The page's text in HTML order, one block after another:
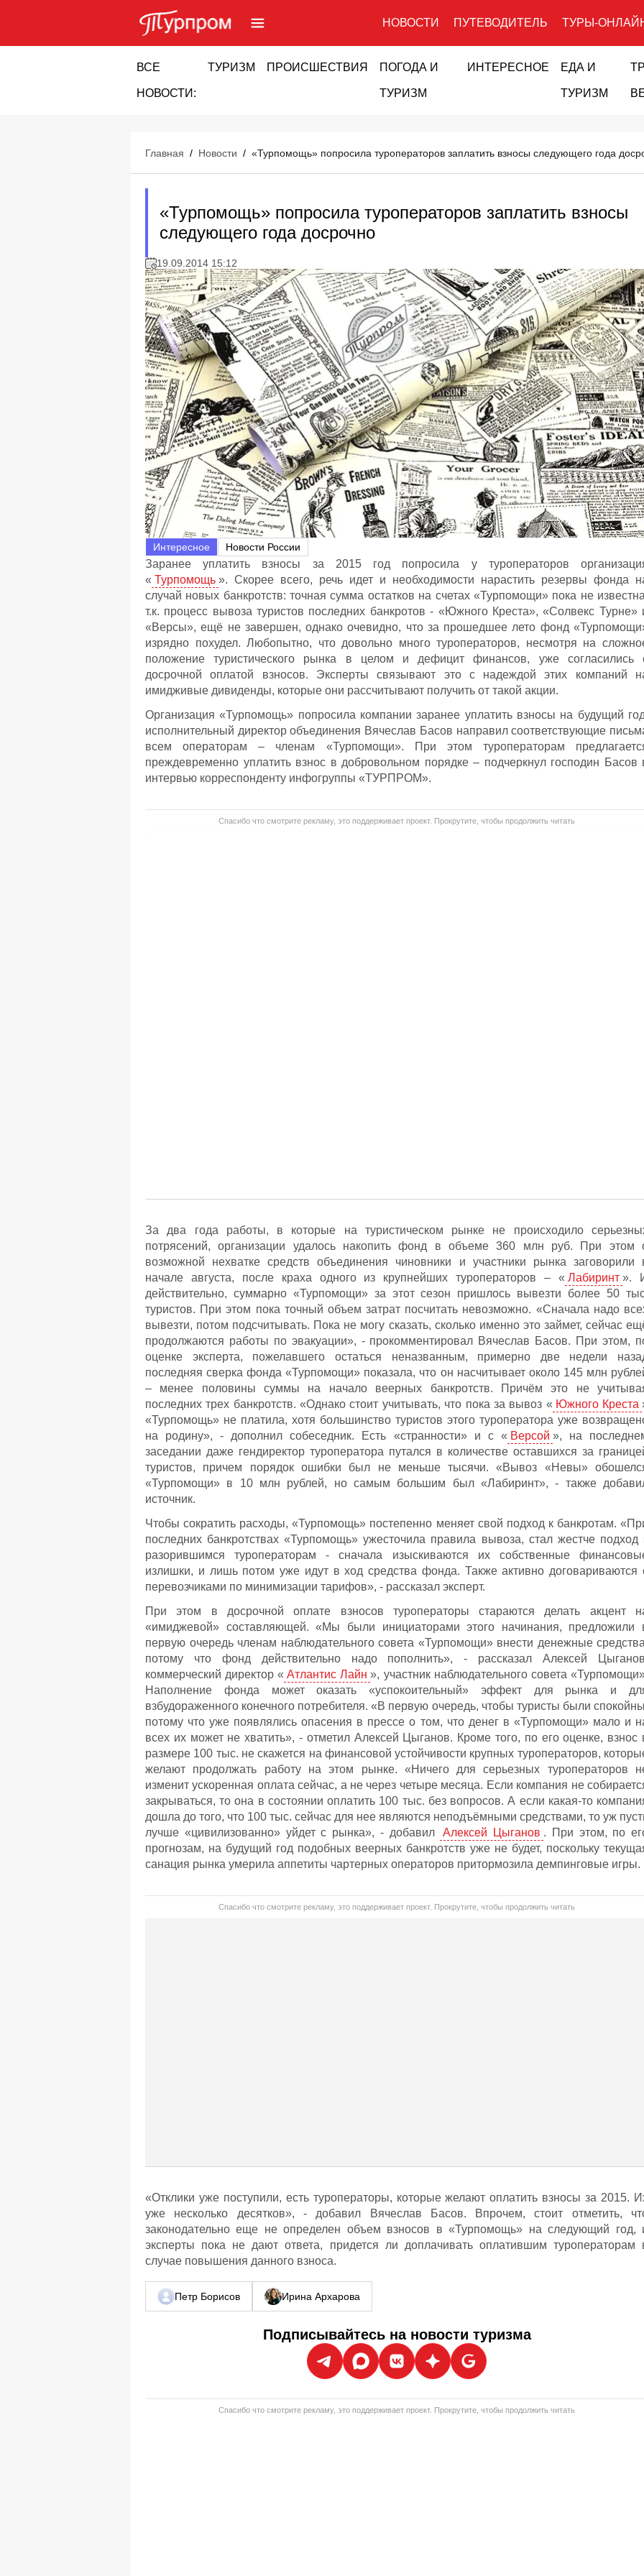
НОВОСТИ ПУТЕВОДИТЕЛЬ ТУРЫ-
ВСЕ
НОВОСТИ:
ТУРИЗМ ПРОИСШЕСТВИЯ ПОГОДА И
ТУРИЗМ
ИНТЕРЕСНОЕ ЕДА И
ТУРИЗМ
Главная / Новости / «Турпомощь» попросила туроператоров заплатить взносы следующего года
«Турпомощь» попросила туроператоров заплатить взносы
следующего года досрочно
19.09.2014 15:12
Интересное Новости России
Заранее уплатить взносы за 2015 год попросила у туроператоров
« Турпомощь ». Скорее всего, речь идет и необходимости нарастить резервы фонда
случай новых банкротств: точная сумма остатков на счетах «Турпомощи» пока не
т.к. процесс вывоза туристов последних банкротов - «Южного Креста», «Солвекс Турне»
«Версы», ещё не завершен, однако очевидно, что за прошедшее лето фонд
изрядно похудел. Любопытно, что довольно много туроператоров, несмотря на
положение туристического рынка в целом и дефицит финансов, уже согласились
досрочной оплатой взносов. Эксперты связывают это с надеждой этих компаний
имидживые дивиденды, которые они рассчитывают получить от такой акции.
Организация «Турпомощь» попросила компании заранее уплатить взносы на будущий
исполнительный директор объединения Вячеслав Басов направил соответствующие
всем операторам – членам «Турпомощи». При этом туроператорам
преждевременно уплатить взнос в добровольном порядке – подчеркнул господин Басов
интервью корреспонденту инфогруппы «ТУРПРОМ».
Спасибо что смотрите рекламу, это поддерживает проект. Прокрутите, чтобы продолжить читать
За два года работы, в которые на туристическом рынке не происходило
потрясений, организации удалось накопить фонд в объеме 360 млн руб. При этом
возможной нехватке средств объединения чиновники и участники рынка заговорили
начале августа, после краха одного из крупнейших туроператоров – « Лабиринт ».
действительно, суммарно «Турпомощи» за этот сезон пришлось вывезти более 50
туристов. При этом пока точный объем затрат посчитать невозможно. «Сначала надо
вывезти, потом подсчитывать. Пока не могу сказать, сколько именно это займет, сейчас
продолжаются работы по эвакуации», - прокомментировал Вячеслав Басов. При этом,
оценке эксперта, пожелавшего остаться неназванным, примерно две недели
последняя сверка фонда «Турпомощи» показала, что он насчитывает около 145 млн
– менее половины суммы на начало веерных банкротств. Причём это не
последних трех банкротств. «Однако стоит учитывать, что пока за вывоз « Южного Креста
«Турпомощь» не платила, хотя большинство туристов этого туроператора уже
на родину», - дополнил собеседник. Есть «странности» и с « Версой », на
заседании даже гендиректор туроператора путался в количестве оставшихся за
туристов, причем порядок ошибки был не меньше тысячи. «Вывоз «Невы»
«Турпомощи» в 10 млн рублей, но самым большим был «Лабиринт», - также
источник.
Чтобы сократить расходы, «Турпомощь» постепенно меняет свой подход к банкротам.
последних банкротствах «Турпомощь» ужесточила правила вывоза, стал жестче подход
разорившимся туроператорам - сначала изыскиваются их собственные
излишки, и лишь потом уже идут в ход средства фонда. Также активно договариваются
перевозчиками по минимизации тарифов», - рассказал эксперт.
При этом в досрочной оплате взносов туроператоры стараются делать акцент
«имиджевой» составляющей. «Мы были инициаторами этого начинания, предложили
первую очередь членам наблюдательного совета «Турпомощи» внести денежные
потому что фонд действительно надо пополнить», - рассказал Алексей
коммерческий директор « Атлантис Лайн », участник наблюдательного совета
Наполнение фонда может оказать «успокоительный» эффект для рынка и
взбудораженного конечного потребителя. «В первую очередь, чтобы туристы были
потому что уже появлялись опасения в прессе о том, что денег в «Турпомощи» мало и
всех их может не хватить», - отметил Алексей Цыганов. Кроме того, по его оценке, взнос
размере 100 тыс. не скажется на финансовой устойчивости крупных туроператоров,
желают продолжать работу на этом рынке. «Ничего для серьезных туроператоров
изменит ускоренная оплата сейчас, а не через четыре месяца. Если компания не
закрываться, то она в состоянии оплатить 100 тыс. без вопросов. А если какая-то
дошла до того, что 100 тыс. сейчас для нее являются неподъёмными средствами, то уж
лучше «цивилизованно» уйдет с рынка», - добавил
Алексей Цыганов . При этом, по
прогнозам, на будущий год подобных веерных банкротств уже не будет, поскольку
санация рынка умерила аппетиты чартерных операторов притормозила демпинговые игры.
Спасибо что смотрите рекламу, это поддерживает проект. Прокрутите, чтобы продолжить читать
«Отклики уже поступили, есть туроператоры, которые желают оплатить взносы за 2015.
уже несколько десятков», - добавил Вячеслав Басов. Впрочем, стоит отметить,
законодательно еще не определен объем взносов в «Турпомощь» на следующий год,
эксперты пока не дают ответа, придется ли доплачивать оплатившим туроператорам
случае повышения данного взноса.
Петр Борисов Ирина Архарова
Подписывайтесь на новости туризма
Спасибо что смотрите рекламу, это поддерживает проект. Прокрутите, чтобы продолжить читать